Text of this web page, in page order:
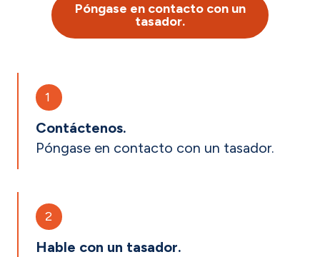
Póngase en contacto con un
tasador.
1
Contáctenos.
Póngase en contacto con un tasador.
2
Hable con un tasador.